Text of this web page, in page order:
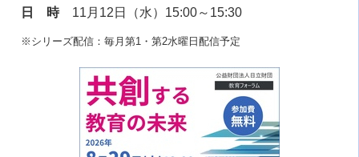
日 時11月12日（水）15:00～15:30
※シリーズ配信：毎月第1・第2水曜日配信予定